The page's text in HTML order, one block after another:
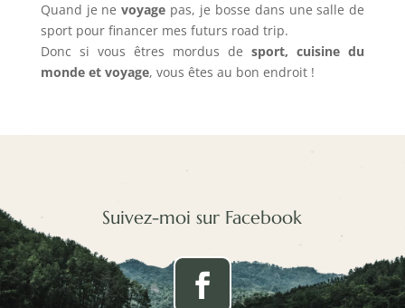
Quand je nevoyage pas, je bosse dans une salle de
sport pour financer mes futurs road trip.
Donc si vous êtres mordus desport, cuisine du
monde et voyage, vous êtes au bon endroit !
Suivez-moi sur Facebook